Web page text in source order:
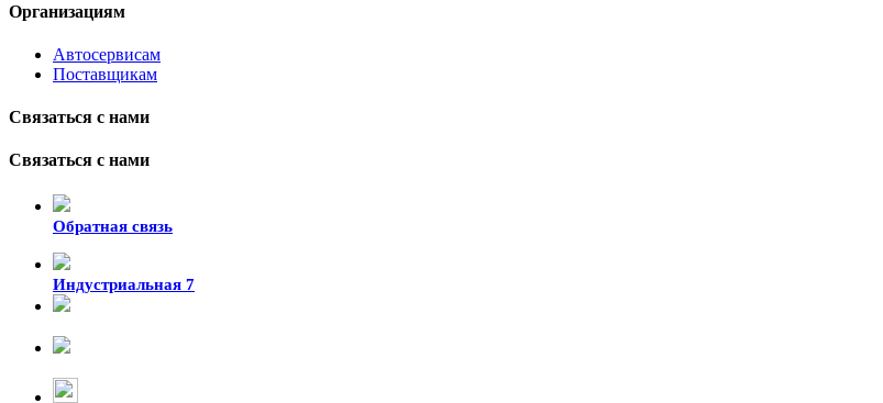
Организациям
Автосервисам
Поставщикам
Связаться с нами
Связаться с нами
Обратная связь
Индустриальная 7